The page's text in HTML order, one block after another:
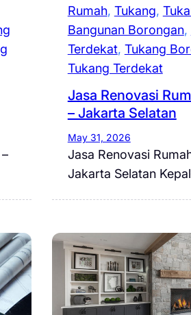
Rumah, Tukang,
Bangunan Borongan,
Terdekat, Tukang
Tukang Terdekat
Jasa Renovasi
– Jakarta Selatan
May 31, 2026
Jasa Renovasi
Jakarta Selatan